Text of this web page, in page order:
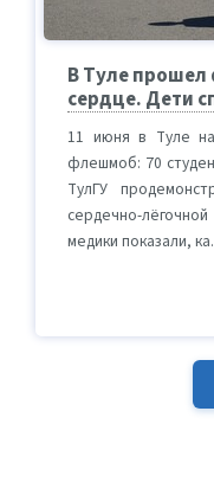
В Туле
сердце. Дети
11 июня в Туле
флешмоб: 70
ТулГУ
сердечно-
медики показали,